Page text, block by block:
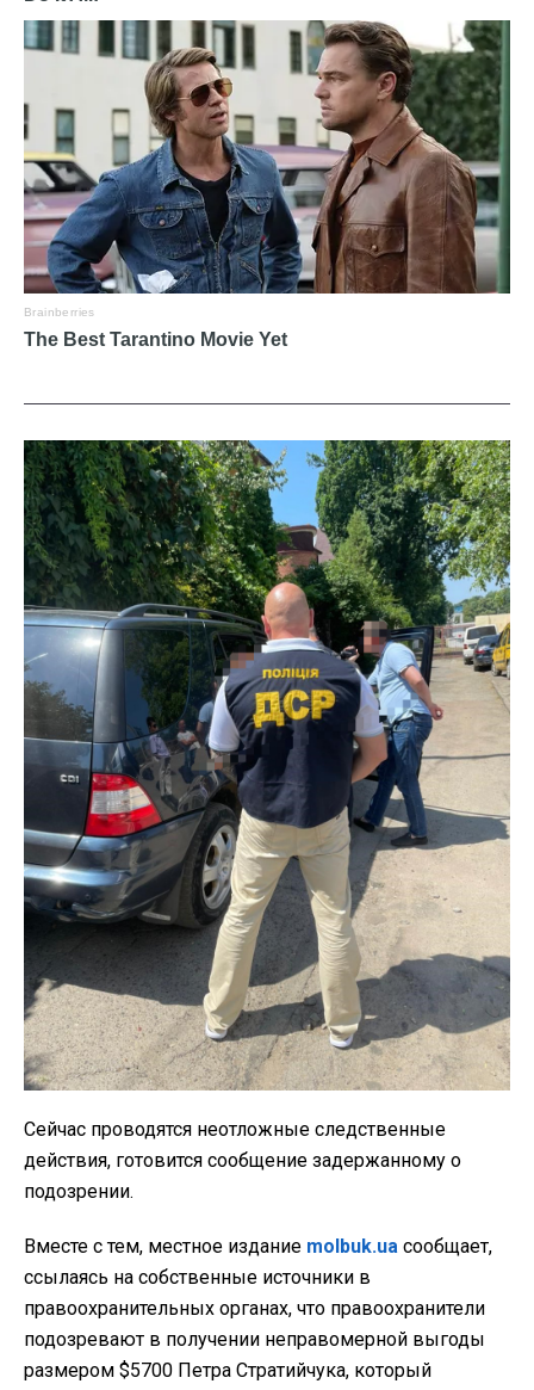
Сейчас проводятся неотложные следственные
действия, готовится сообщение задержанному о
подозрении.
Вместе с тем, местное издание molbuk.ua сообщает,
ссылаясь на собственные источники в
правоохранительных органах, что правоохранители
подозревают в получении неправомерной выгоды
размером $5700 Петра Стратийчука, который